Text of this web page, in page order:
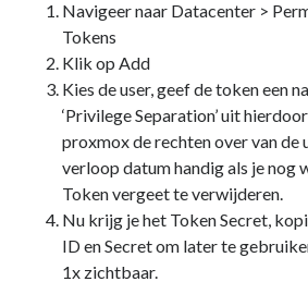
Edge (1)
Entra ID(1)
Intune(1)
Outlook(1)
Power Apps (1)
PowerShell (1)
Sharepoint(1)
Windows 10(3)
Windows 11(1)
Windows Server 2019(4)
Windows Server 2022
Navigeer naar Datacenter >
Tokens
Klik op Add
Kies de user, geef de token een
‘Privilege Separation’ uit
proxmox de rechten over van de
verloop datum handig als je nog
Token vergeet te verwijderen.
Nu krijg je het Token Secret,
ID en Secret om later te
1x zichtbaar.